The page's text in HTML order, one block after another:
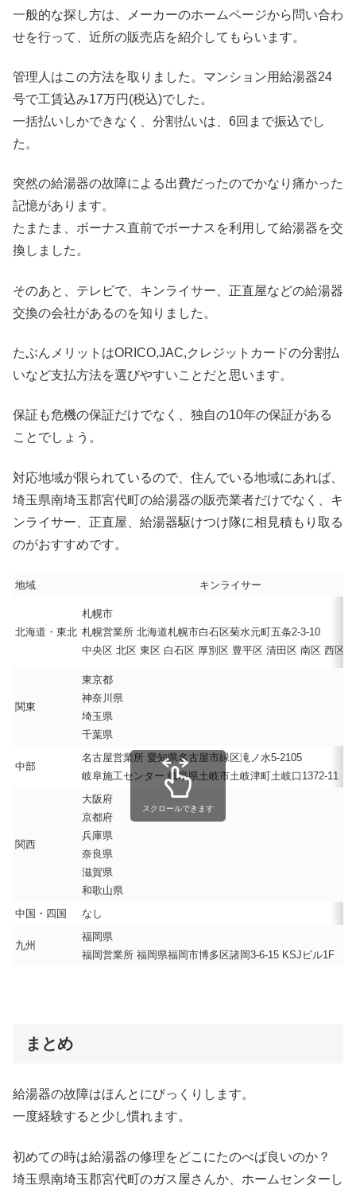
一般的な探し方は、メーカーのホームページから問い合わ
せを行って、近所の販売店を紹介してもらいます。
管理人はこの方法を取りました。マンション用給湯器24
号で工賃込み17万円(税込)でした。
一括払いしかできなく、分割払いは、6回まで振込でし
た。
突然の給湯器の故障による出費だったのでかなり痛かった
記憶があります。
たまたま、ボーナス直前でボーナスを利用して給湯器を交
換しました。
そのあと、テレビで、キンライサー、正直屋などの給湯器
交換の会社があるのを知りました。
たぶんメリットはORICO,JAC,クレジットカードの分割払
いなど支払方法を選びやすいことだと思います。
保証も危機の保証だけでなく、独自の10年の保証がある
ことでしょう。
対応地域が限られているので、住んでいる地域にあれば、
埼玉県南埼玉郡宮代町の給湯器の販売業者だけでなく、キ
ンライサー、正直屋、給湯器駆けつけ隊に相見積もり取る
のがおすすめです。
地域 キンライサー
北海道・東北
札幌市
札幌営業所 北海道札幌市白石区菊水元町五条2-3-10
中央区 北区 東区 白石区 厚別区 豊平区 清田区 南区 西区
関東
東京都
神奈川県
埼玉県
千葉県
中部
名古屋営業所 愛知県名古屋市緑区滝ノ水5-2105
岐阜施工センター 岐阜県土岐市土岐津町土岐口1372-11
関西
大阪府
京都府
兵庫県
奈良県
滋賀県
和歌山県
中国・四国
なし
九州
福岡県
福岡営業所 福岡県福岡市博多区諸岡3-6-15 KSJビル1F
スクロールできます
まとめ
給湯器の故障はほんとにびっくりします。
一度経験すると少し慣れます。
初めての時は給湯器の修理をどこにたのべば良いのか？
埼玉県南埼玉郡宮代町のガス屋さんか、ホームセンターし